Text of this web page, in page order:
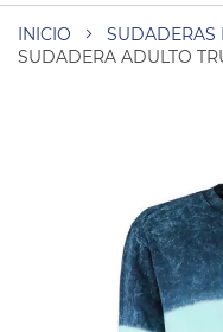
INICIO
SUDADERAS
SUDADERA ADULTO